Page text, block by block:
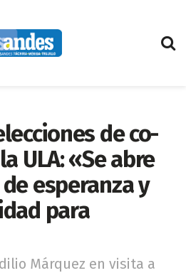
de co-
ULA: «Se abre
esperanza y
para
Márquez en visita a